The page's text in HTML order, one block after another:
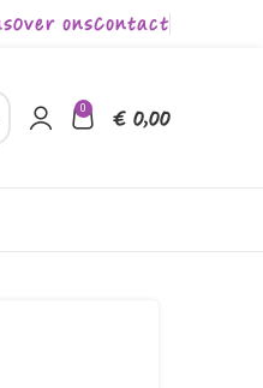
Over onsContact
0 € 0,00